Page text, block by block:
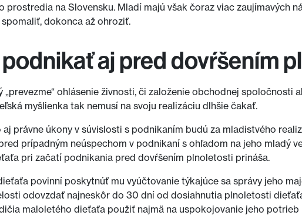
na Slovensku. Mladí majú však čoraz viac zaujímavých
dokonca až ohroziť.
aj pred dovŕšením
ohlásenie živnosti, či založenie obchodnej spoločnosti
myšlienka tak nemusí na svoju realizáciu dlhšie čakať.
právne úkony v súvislosti s podnikaním budú za mladistvého
prípadným neúspechom v podnikaní s ohľadom na jeho mladý
pri začatí podnikania pred dovŕšením plnoletosti prináša.
povinní poskytnúť mu vyúčtovanie týkajúce sa správy jeho
odovzdať najneskôr do 30 dní od dosiahnutia plnoletosti
maloletého dieťaťa použiť najmä na uspokojovanie jeho